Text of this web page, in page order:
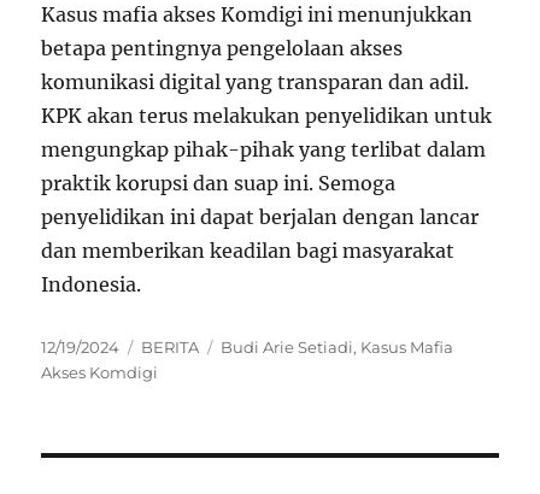
Kasus mafia akses Komdigi ini menunjukkan
betapa pentingnya pengelolaan akses
komunikasi digital yang transparan dan adil.
KPK akan terus melakukan penyelidikan untuk
mengungkap pihak-pihak yang terlibat dalam
praktik korupsi dan suap ini. Semoga
penyelidikan ini dapat berjalan dengan lancar
dan memberikan keadilan bagi masyarakat
Indonesia.
Posted
on
12/19/2024 Categories
BERITA Tags
Budi Arie Setiadi, Kasus Mafia
Akses Komdigi